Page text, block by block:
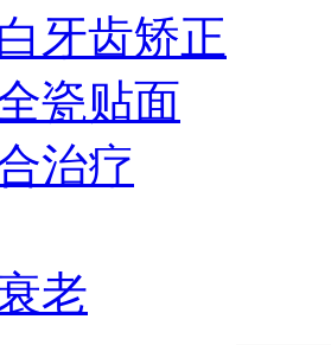
牙齿矫正
瓷贴面
治疗
老